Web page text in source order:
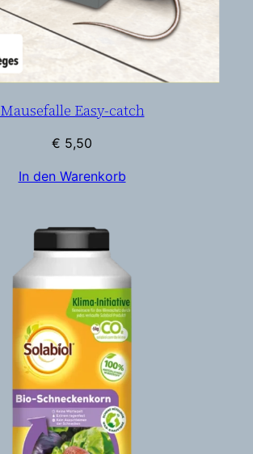
Mausefalle Easy-catch
€ 5,50
In den Warenkorb